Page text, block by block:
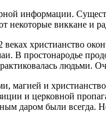
информации.
виккане и
христианство
В простонародье
людьми.
магией и
и церковной
даром были